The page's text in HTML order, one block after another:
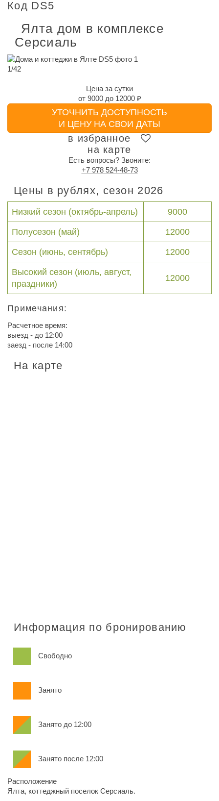
Код DS5
Ялта дом в комплексе
Серсиаль
1/42
Цена за сутки
от 9000до 12000 ₽
УТОЧНИТЬ ДОСТУПНОСТЬ
И ЦЕНУ НА СВОИ ДАТЫ
в избранное
на карте
Есть вопросы? Звоните:
+7 978 524-48-73
Цены в рублях, сезон 2026
Низкий сезон (октябрь-апрель) 9000
Полусезон (май) 12000
Сезон (июнь, сентябрь) 12000
Высокий сезон (июль, август,
праздники)
12000
Примечания:
Расчетное время:
выезд - до 12:00
заезд - после 14:00
На карте
Информация по бронированию
Свободно
Занято
Занято до 12:00
Занято после 12:00
Расположение
Ялта, коттеджный поселок Серсиаль.